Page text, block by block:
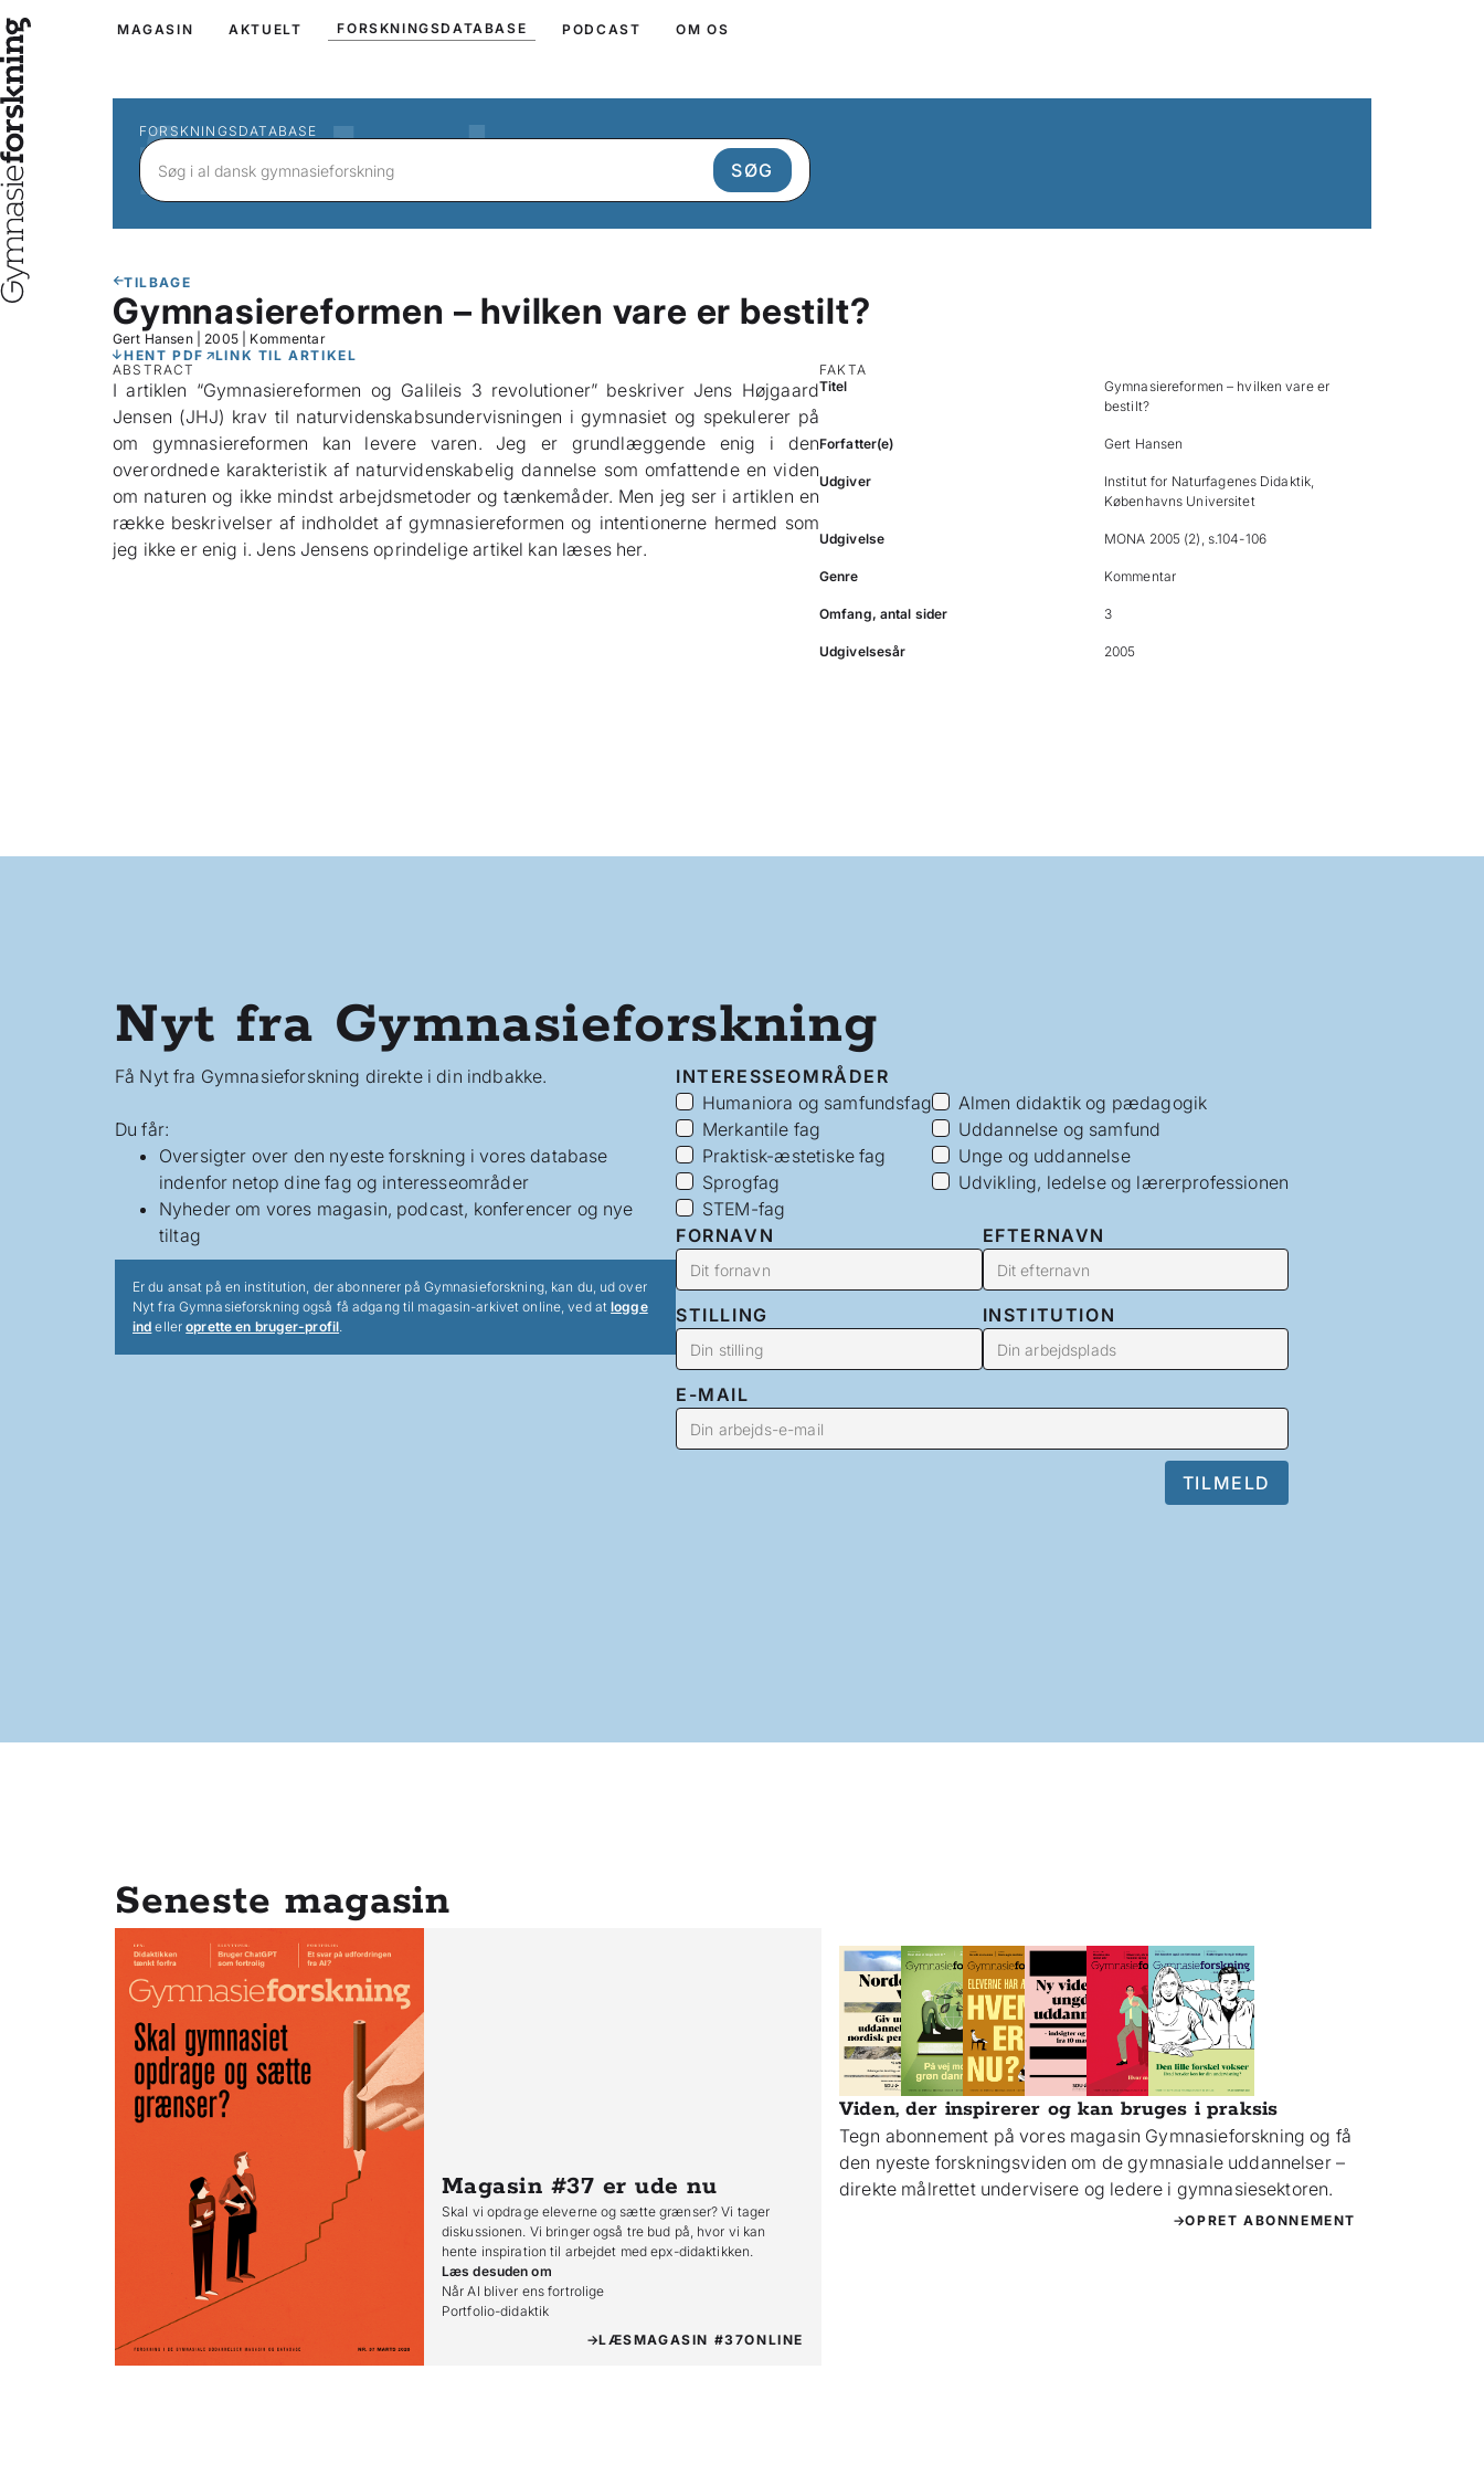
MAGASIN AKTUELT FORSKNINGSDATABASE PODCAST OM OS
FORSKNINGSDATABASE
TILBAGE
Gymnasiereformen – hvilken vare er bestilt?
Gert Hansen| 2005| Kommentar
HENT PDF
LINK TIL ARTIKEL
ABSTRACT
I artiklen “Gymnasiereformen og Galileis 3 revolutioner” beskriver Jens Højgaard
Jensen (JHJ) krav til naturvidenskabsundervisningen i gymnasiet og spekulerer på
om gymnasiereformen kan levere varen. Jeg er grundlæggende enig i den
overordnede karakteristik af naturvidenskabelig dannelse som omfattende en viden
om naturen og ikke mindst arbejdsmetoder og tænkemåder. Men jeg ser i artiklen en
række beskrivelser af indholdet af gymnasiereformen og intentionerne hermed som
jeg ikke er enig i. Jens Jensens oprindelige artikel kan læses her.
FAKTA
Titel
Gymnasiereformen – hvilken vare er
bestilt?
Forfatter(e) Gert Hansen
Udgiver
Institut for Naturfagenes Didaktik,
Københavns Universitet
Udgivelse MONA 2005 (2), s.104-106
Genre Kommentar
Omfang, antal sider 3
Udgivelsesår 2005
Nyt fra Gymnasieforskning
Få Nyt fra Gymnasieforskning direkte i din indbakke.
Du får:
Oversigter over den nyeste forskning i vores database
indenfor netop dine fag og interesseområder
Nyheder om vores magasin, podcast, konferencer og nye
tiltag
Er du ansat på en institution, der abonnerer på Gymnasieforskning, kan du, ud over
Nyt fra Gymnasieforskning også få adgang til magasin-arkivet online, ved atlogge
ind elleroprette en bruger-profil.
INTERESSEOMRÅDER
Humaniora og samfundsfag
Merkantile fag
Praktisk-æstetiske fag
Sprogfag
STEM-fag
Almen didaktik og pædagogik
Uddannelse og samfund
Unge og uddannelse
Udvikling, ledelse og lærerprofessionen
FORNAVN EFTERNAVN
STILLING INSTITUTION
E-MAIL
Seneste magasin
Magasin #37 er ude nu
Skal vi opdrage eleverne og sætte grænser? Vi tager
diskussionen. Vi bringer også tre bud på, hvor vi kan
hente inspiration til arbejdet med epx-didaktikken.
Læs desuden om
Når AI bliver ens fortrolige
Portfolio-didaktik
LÆSMAGASIN #37ONLINE
Viden, der inspirerer og kan bruges i praksis
Tegn abonnement på vores magasin Gymnasieforskning og få
den nyeste forskningsviden om de gymnasiale uddannelser –
direkte målrettet undervisere og ledere i gymnasiesektoren.
OPRET ABONNEMENT